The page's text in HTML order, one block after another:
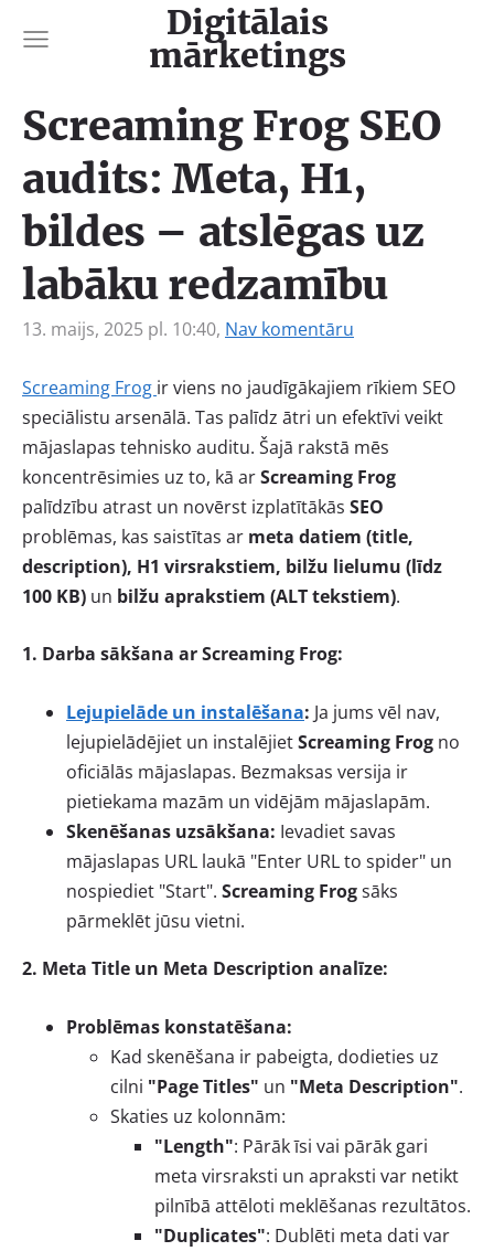
Digitālais
mārketings
Screaming Frog SEO
audits: Meta, H1,
bildes – atslēgas uz
labāku redzamību
13. maijs, 2025 pl. 10:40, Nav komentāru
Screaming Frog ir viens no jaudīgākajiem rīkiem SEO
speciālistu arsenālā. Tas palīdz ātri un efektīvi veikt
mājaslapas tehnisko auditu. Šajā rakstā mēs
koncentrēsimies uz to, kā arScreaming Frog
palīdzību atrast un novērst izplatītākās SEO
problēmas, kas saistītas ar meta datiem (title,
description), H1 virsrakstiem, bilžu lielumu (līdz
100 KB) un bilžu aprakstiem (ALT tekstiem).
1. Darba sākšana ar Screaming Frog:
Lejupielāde un instalēšana: Ja jums vēl nav,
lejupielādējiet un instalējietScreaming Frog no
oficiālās mājaslapas. Bezmaksas versija ir
pietiekama mazām un vidējām mājaslapām.
Skenēšanas uzsākšana: Ievadiet savas
mājaslapas URL laukā "Enter URL to spider" un
nospiediet "Start". Screaming Frogsāks
pārmeklēt jūsu vietni.
2. Meta Title un Meta Description analīze:
Problēmas konstatēšana:
Kad skenēšana ir pabeigta, dodieties uz
cilni "Page Titles" un "Meta Description".
Skaties uz kolonnām:
"Length": Pārāk īsi vai pārāk gari
meta virsraksti un apraksti var netikt
pilnībā attēloti meklēšanas rezultātos.
"Duplicates": Dublēti meta dati var